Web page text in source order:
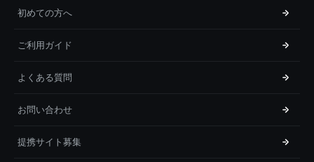
初めての方へ
ご利用ガイド
よくある質問
お問い合わせ
提携サイト募集